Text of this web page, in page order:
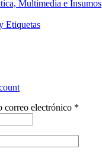
Multimedia e Insumos
Etiquetas
correo electrónico *